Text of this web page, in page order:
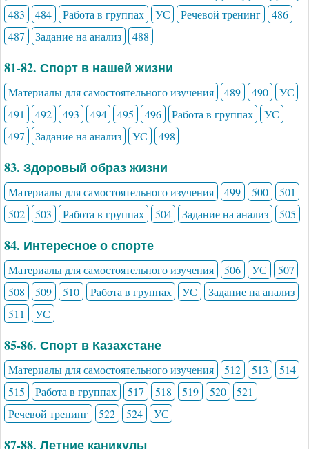
483
484 Работа в группах УС Речевой тренинг
486
487
Задание на анализ 488
81-82. Спорт в нашей жизни
Материалы для самостоятельного изучения 489 490
УС
491
492 493 494 495 496 Работа в группах
УС
497
Задание на анализ УС 498
83. Здоровый образ жизни
Материалы для самостоятельного изучения 499 500
501
502
503 Работа в группах 504 Задание на анализ 505
84. Интересное о спорте
Материалы для самостоятельного изучения 506 УС
507
508
509 510 Работа в группах УС
Задание на анализ
511
УС
85-86. Спорт в Казахстане
Материалы для самостоятельного изучения 512 513
514
515
Работа в группах 517 518 519 520
521
Речевой тренинг
522 524 УС
87-88. Летние каникулы